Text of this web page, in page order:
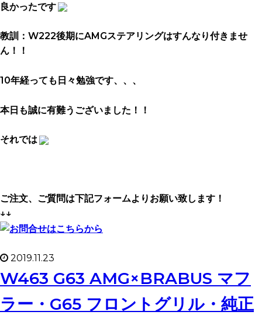
良かったです
教訓：W222後期にAMGステアリングはすんなり付きませ
ん！！
10年経っても日々勉強です、、、
本日も誠に有難うございました！！
それでは
ご注文、ご質問は下記フォームよりお願い致します！
↓↓
2019.11.23
W463 G63 AMG×BRABUS マフ
ラー・G65 フロントグリル・純正